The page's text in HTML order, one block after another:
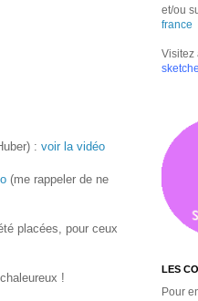
: voir la vidéo
(me rappeler de ne
placées, pour ceux
!
et/ou
france
Visitez
LES
Pour